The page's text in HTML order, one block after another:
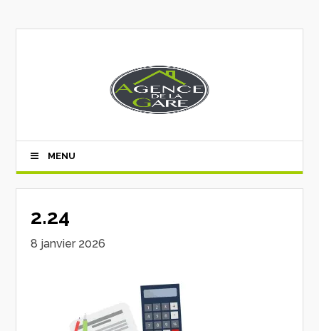
MENU
2.24
8 janvier 2026